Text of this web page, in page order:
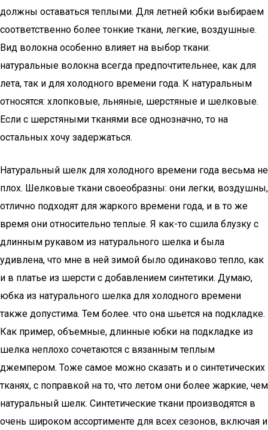
должны оставаться теплыми. Для летней юбки выбираем
соответственно более тонкие ткани, легкие, воздушные.
Вид волокна особенно влияет на выбор ткани:
натуральные волокна всегда предпочтительнее, как для
лета, так и для холодного времени года. К натуральным
относятся: хлопковые, льняные, шерстяные и шелковые.
Если с шерстяными тканями все однозначно, то на
остальных хочу задержаться.
Натуральный шелк для холодного времени года весьма не
плох. Шелковые ткани своеобразны: они легки, воздушны,
отлично подходят для жаркого времени года, и в то же
время они относительно теплые. Я как-то сшила блузку с
длинным рукавом из натурального шелка и была
удивлена, что мне в ней зимой было одинаково тепло, как
и в платье из шерсти с добавлением синтетики. Думаю,
юбка из натурального шелка для холодного времени
также допустима. Тем более. что она шьется на подкладке.
Как пример, объемные, длинные юбки на подкладке из
шелка неплохо сочетаются с вязанным теплым
джемпером. Тоже самое можно сказать и о синтетических
тканях, с поправкой на то, что летом они более жаркие, чем
натуральный шелк. Синтетические ткани производятся в
очень широком ассортименте для всех сезонов, включая и